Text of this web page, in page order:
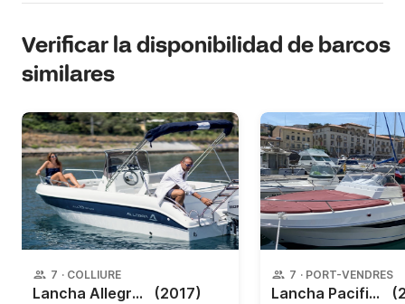
Verificar la disponibilidad de barcos
similares
7 · COLLIURE
Lancha Allegra All 19 open 100CV (2017)
7 · PORT-VENDRES
Lancha Pacific Craft 630 Sun Cruiser 150CV